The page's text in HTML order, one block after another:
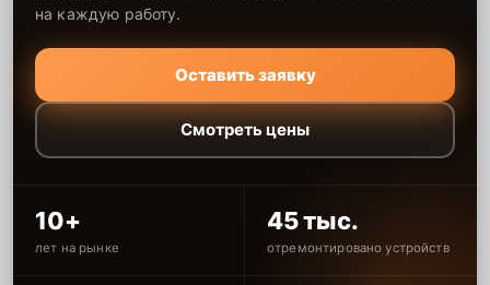
на каждую работу.
Оставить заявку
Смотреть цены
10+
лет на рынке
45 тыс.
отремонтировано устройств